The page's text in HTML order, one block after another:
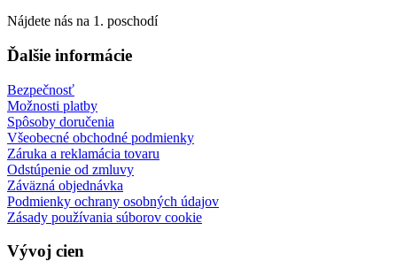
Nájdete nás na 1. poschodí
Ďalšie informácie
Bezpečnosť
Možnosti platby
Spôsoby doručenia
Všeobecné obchodné podmienky
Záruka a reklamácia tovaru
Odstúpenie od zmluvy
Záväzná objednávka
Podmienky ochrany osobných údajov
Zásady používania súborov cookie
Vývoj cien